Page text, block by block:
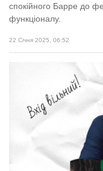
Лайф
ZONE 18+
Політика
спокійного Барре до
функціоналу.
22 Січня 2025, 06:52